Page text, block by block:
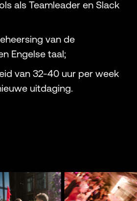
als Teamleader en Slack
van de
Engelse taal;
van 32-40 uur per week
uitdaging.